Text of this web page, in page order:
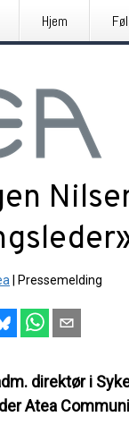
Hjem
Pressemelding
direktør i
Atea